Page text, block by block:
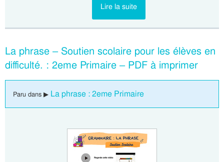
Lire la suite
La phrase – Soutien scolaire pour les élèves en
difficulté. : 2eme Primaire – PDF à imprimer
Paru dans ▶ La phrase : 2eme Primaire